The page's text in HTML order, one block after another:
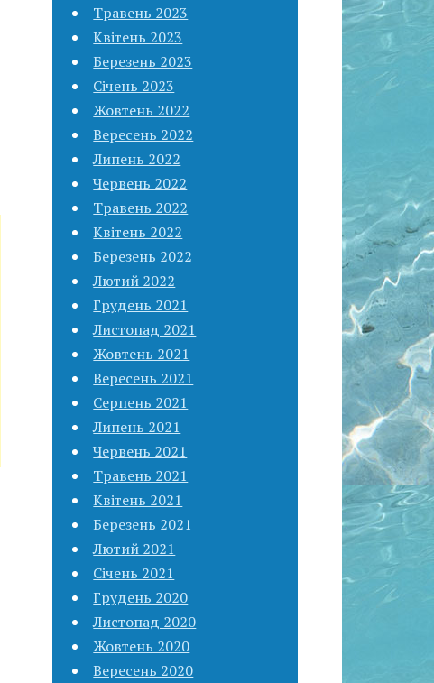
Травень 2023
Квітень 2023
Березень 2023
Січень 2023
Жовтень 2022
Вересень 2022
Липень 2022
Червень 2022
Травень 2022
Квітень 2022
Березень 2022
Лютий 2022
Грудень 2021
Листопад 2021
Жовтень 2021
Вересень 2021
Серпень 2021
Липень 2021
Червень 2021
Травень 2021
Квітень 2021
Березень 2021
Лютий 2021
Січень 2021
Грудень 2020
Листопад 2020
Жовтень 2020
Вересень 2020